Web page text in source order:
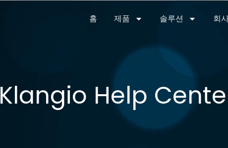
홈 제품 솔루션 회
Klangio Help